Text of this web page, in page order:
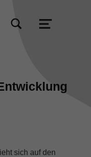
TOGGLE SEARCH FORM MODAL BOX
MENU
sich auf den